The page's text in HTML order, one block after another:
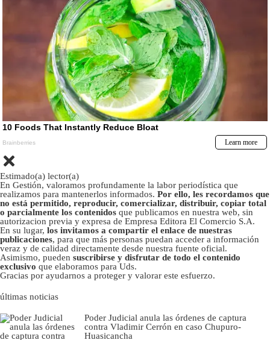
Estimado(a) lector(a)
En Gestión, valoramos profundamente la labor periodística que
realizamos para mantenerlos informados. Por ello, les recordamos que
no está permitido, reproducir, comercializar, distribuir, copiar total
o parcialmente los contenidos que publicamos en nuestra web, sin
autorizacion previa y expresa de Empresa Editora El Comercio S.A.
En su lugar, los invitamos a compartir el enlace de nuestras
publicaciones, para que más personas puedan acceder a información
veraz y de calidad directamente desde nuestra fuente oficial.
Asimismo, pueden suscribirse y disfrutar de todo el contenido
exclusivo que elaboramos para Uds.
Gracias por ayudarnos a proteger y valorar este esfuerzo.
últimas noticias
Poder Judicial anula las órdenes de captura
contra Vladimir Cerrón en caso Chupuro-
Huasicancha